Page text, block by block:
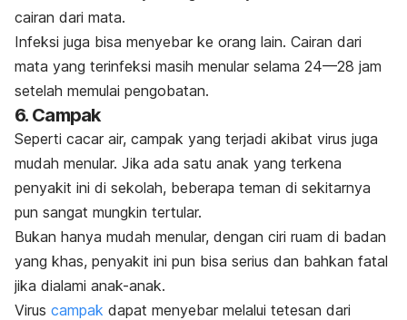
cairan dari mata.
Infeksi juga bisa menyebar ke orang lain. Cairan dari
mata yang terinfeksi masih menular selama 24—28 jam
setelah memulai pengobatan.
6. Campak
Seperti cacar air, campak yang terjadi akibat virus juga
mudah menular. Jika ada satu anak yang terkena
penyakit ini di sekolah, beberapa teman di sekitarnya
pun sangat mungkin tertular.
Bukan hanya mudah menular, dengan ciri ruam di badan
yang khas, penyakit ini pun bisa serius dan bahkan fatal
jika dialami anak-anak.
Virus campak dapat menyebar melalui tetesan dari